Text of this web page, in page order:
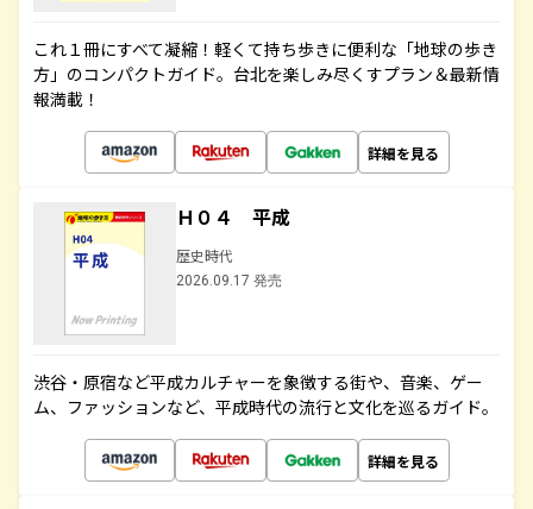
これ１冊にすべて凝縮！軽くて持ち歩きに便利な「地球の歩き
方」のコンパクトガイド。台北を楽しみ尽くすプラン＆最新情
報満載！
詳細を見る
Ｈ０４ 平成
歴史時代
2026.09.17 発売
渋谷・原宿など平成カルチャーを象徴する街や、音楽、ゲー
ム、ファッションなど、平成時代の流行と文化を巡るガイド。
詳細を見る